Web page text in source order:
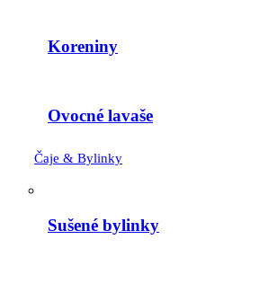
Koreniny
Ovocné lavaše
Čaje & Bylinky
Sušené bylinky